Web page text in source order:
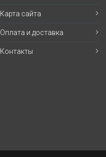
Карта сайта
Оплата и доставка
Контакты